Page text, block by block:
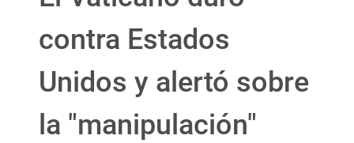
contra Estados
Unidos y alertó sobre
la "manipulación"